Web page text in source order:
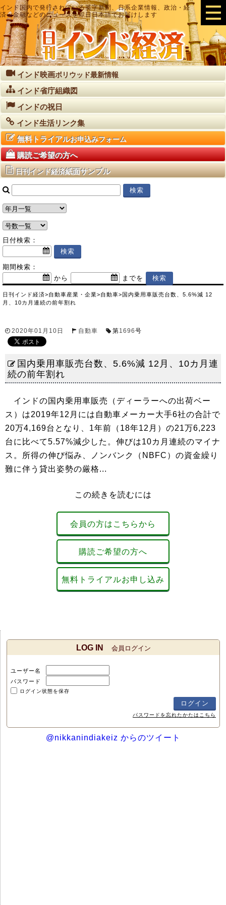
インド国内で発行されている英字新聞、日系企業情報、政治・経
済・金融などのニュースを即日日本語でお届けします
インド映画ボリウッド最新情報
インド省庁組織図
インドの祝日
インド生活リンク集
無料トライアルお申込みフォーム
購読ご希望の方へ
日刊インド経済紙面サンプル
日付検索：
期間検索：
から
までを
日刊インド経済>自動車産業・企業>自動車> 国内乗用車販売台数、5.6%減 12
月、10カ月連続の前年割れ
2020年01月10日 自動車 第1696号
国内乗用車販売台数、5.6%減 12月、10カ月連
続の前年割れ
インドの国内乗用車販売（ディーラーへの出荷ベー
ス）は2019年12月には自動車メーカー大手6社の合計で
20万4,169台となり、1年前（18年12月）の21万6,223
台に比べて5.57%減少した。伸びは10カ月連続のマイナ
ス。所得の伸び悩み、ノンバンク（NBFC）の資金繰り
難に伴う貸出姿勢の厳格...
この続きを読むには
会員の方はこちらから
購読ご希望の方へ
無料トライアルお申し込み
LOG IN 会員ログイン
ユーザー名
パスワード
ログイン状態を保存
パスワードを忘れたかたはこちら
@nikkanindiakeiz からのツイート